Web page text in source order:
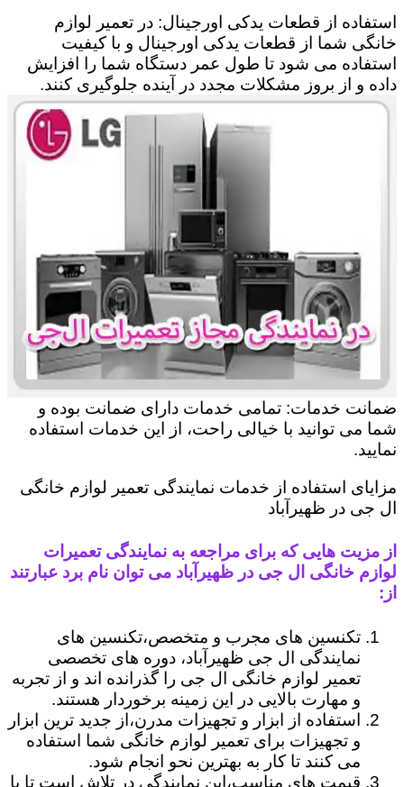
استفاده از قطعات یدکی اورجینال: در تعمیر لوازم
خانگی شما از قطعات یدکی اورجینال و با کیفیت
استفاده می شود تا طول عمر دستگاه شما را افزایش
داده و از بروز مشکلات مجدد در آینده جلوگیری کنند.
ضمانت خدمات: تمامی خدمات دارای ضمانت بوده و
شما می توانید با خیالی راحت، از این خدمات استفاده
نمایید.
مزایای استفاده از خدمات نمایندگی تعمیر لوازم خانگی
ال جی در ظهیرآباد
از مزیت هایی که برای مراجعه به نمایندگی تعمیرات
لوازم خانگی ال جی در ظهیرآباد می توان نام برد عبارتند
از:
تکنسین های مجرب و متخصص،تکنسین های
نمایندگی ال جی ظهیرآباد، دوره های تخصصی
تعمیر لوازم خانگی ال جی را گذرانده اند و از تجربه
و مهارت بالایی در این زمینه برخوردار هستند.
استفاده از ابزار و تجهیزات مدرن،از جدید ترین ابزار
و تجهیزات برای تعمیر لوازم خانگی شما استفاده
می کنند تا کار به بهترین نحو انجام شود.
قیمت های مناسب،این نمایندگی در تلاش است تا با